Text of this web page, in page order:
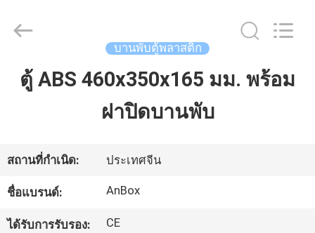
บ้าน
เกี่ยว
กับ
Electric
Reserved.
บานพับตู้พลาสติก
ตู้ ABS 460x350x165 มม. พร้อม
ฝาปิดบานพับ
สถานที่กำเนิด: ประเทศจีน
ชื่อแบรนด์: AnBox
ได้รับการรับรอง: CE